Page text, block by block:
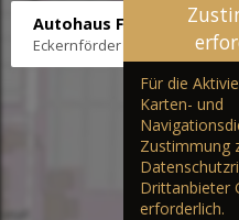
Autohaus Fräter
Eckernförder Str. /
Für die
Karten- und
Zustimmung
Drittanbieter
erforderlich.